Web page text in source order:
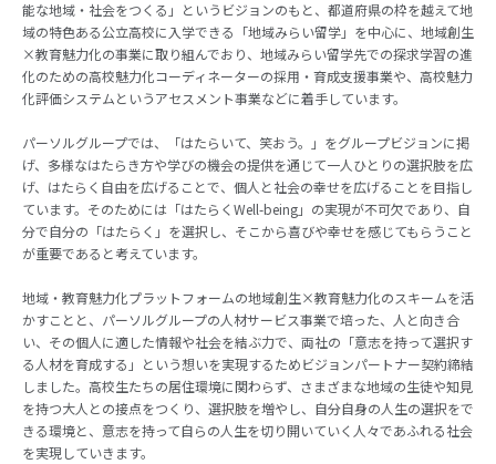
能な地域・社会をつくる」というビジョンのもと、都道府県の枠を越えて地
域の特色ある公立高校に入学できる「地域みらい留学」を中心に、地域創生
×教育魅力化の事業に取り組んでおり、地域みらい留学先での探求学習の進
化のための高校魅力化コーディネーターの採用・育成支援事業や、高校魅力
化評価システムというアセスメント事業などに着手しています。
パーソルグループでは、「はたらいて、笑おう。」をグループビジョンに掲
げ、多様なはたらき方や学びの機会の提供を通じて一人ひとりの選択肢を広
げ、はたらく自由を広げることで、個人と社会の幸せを広げることを目指し
ています。そのためには「はたらくWell-being」の実現が不可欠であり、自
分で自分の「はたらく」を選択し、そこから喜びや幸せを感じてもらうこと
が重要であると考えています。
地域・教育魅力化プラットフォームの地域創生×教育魅力化のスキームを活
かすことと、パーソルグループの人材サービス事業で培った、人と向き合
い、その個人に適した情報や社会を結ぶ力で、両社の「意志を持って選択す
る人材を育成する」という想いを実現するためビジョンパートナー契約締結
しました。高校生たちの居住環境に関わらず、さまざまな地域の生徒や知見
を持つ大人との接点をつくり、選択肢を増やし、自分自身の人生の選択をで
きる環境と、意志を持って自らの人生を切り開いていく人々であふれる社会
を実現していきます。